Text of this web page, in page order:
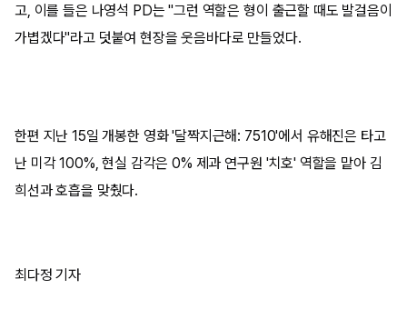
고, 이를 들은 나영석 PD는 "그런 역할은 형이 출근할 때도 발걸음이
가볍겠다"라고 덧붙여 현장을 웃음바다로 만들었다.
한편 지난 15일 개봉한 영화 '달짝지근해: 7510'에서 유해진은 타고
난 미각 100%, 현실 감각은 0% 제과 연구원 '치호' 역할을 맡아 김
희선과 호흡을 맞췄다.
최다정 기자